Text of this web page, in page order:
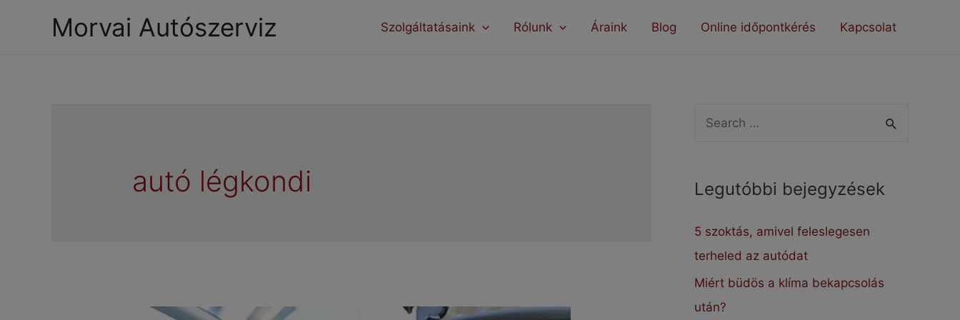
Morvai Autószerviz Szolgáltatásaink Rólunk Áraink Blog Online időpontkérés Kapcsolat
autó légkondi
h
f
o
r
Legutóbbi bejegyzések
5 szoktás, amivel feleslegesen
terheled az autódat
Miért büdös a klíma bekapcsolás
után?